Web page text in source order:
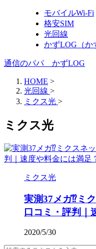
モバイルWi-Fi
格安SIM
光回線
かずLOG（か
通信のパパ かずLOG
HOME >
光回線 >
ミクス光 >
ミクス光
ミクス光
実測37メガ⁉ミ
口コミ・評判｜
2020/5/30